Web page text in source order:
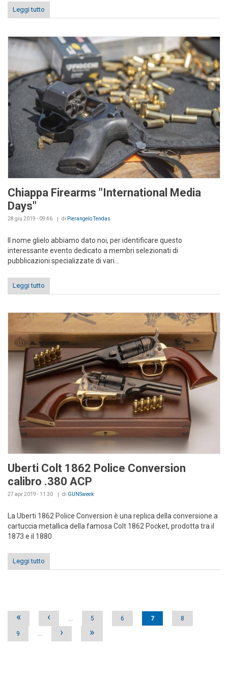
Leggi tutto
Chiappa Firearms "International Media
Days"
28 giu 2019 - 09:46 di Pierangelo Tendas
Il nome glielo abbiamo dato noi, per identificare questo
interessante evento dedicato a membri selezionati di
pubblicazioni specializzate di vari...
Leggi tutto
Uberti Colt 1862 Police Conversion
calibro .380 ACP
27 apr 2019 - 11:30 di GUNSweek
La Uberti 1862 Police Conversion è una replica della conversione a
cartuccia metallica della famosa Colt 1862 Pocket, prodotta tra il
1873 e il 1880
Leggi tutto
Pages
« ‹ … 5 6 7 8
9 … › »